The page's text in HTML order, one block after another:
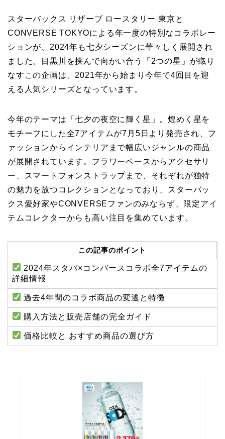
スターバックス リザーブ ロースタリー 東京と
CONVERSE TOKYOによる年一度の特別なコラボレー
ションが、2024年も七夕シーズンに華々しく展開され
ました。目黒川を挟んで向かい合う「2つの星」が織り
なすこの企画は、2021年から始まり今年で4回目を迎
える人気シリーズとなっています。
今年のテーマは「七夕の夜空に輝く星」。煌めく星を
モチーフにした全7アイテムが7月5日より発売され、フ
ァッションからインテリアまで幅広いジャンルの商品
が展開されています。フラワーベースからアクセサリ
ー、スマートフォンストラップまで、それぞれが独特
の魅力を放つコレクションとなっており、スターバッ
クス愛好家やCONVERSEファンのみならず、限定アイ
テムコレクターからも高い注目を集めています。
この記事のポイント
2024年スタバ×コンバースコラボ全7アイテムの
詳細情報
過去4年間のコラボ商品の変遷と特徴
購入方法と販売店舗の完全ガイド
価格比較と おすすめ商品の選び方